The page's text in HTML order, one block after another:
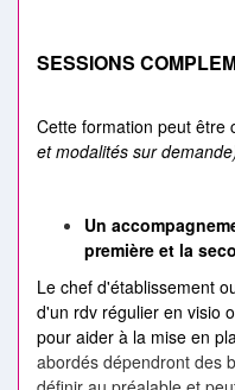
SESSIONS
Cette formation peut être
et modalités sur
Un
première et la
Le chef d'établissement
d'un rdv régulier en visio
pour aider à la mise en
abordés dépendront des